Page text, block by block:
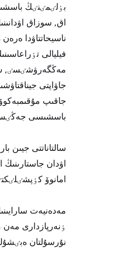
بٶلٸمٸنٸڭ
ناسيحاتتاۋدا
فيليالى
جاۋاپتى
جاقىپ
باسشىسى جەڭٸس
سالتاناتتى جيىن
اۋدان
امانوۆ
مەدەنيەت
ٶنەرپازدارى
نۇرسۇلتان